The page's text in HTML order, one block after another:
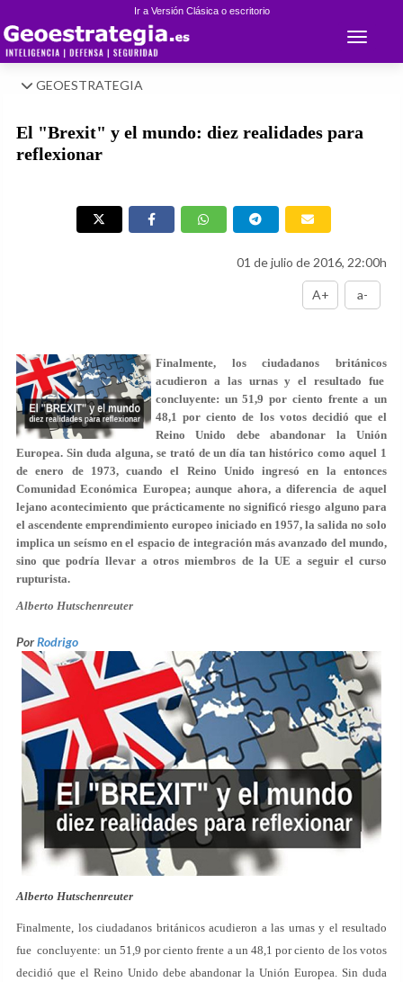
Ir a Versión Clásica o escritorio
Toggle
GEOESTRATEGIA
El "Brexit" y el mundo: diez realidades para
reflexionar
01 de julio de 2016, 22:00h
A+ a-
Finalmente, los ciudadanos británicos
acudieron a las urnas y el resultado fue
concluyente: un 51,9 por ciento frente a un
48,1 por ciento de los votos decidió que el
Reino Unido debe abandonar la Unión
Europea. Sin duda alguna, se trató de un día tan histórico como aquel 1
de enero de 1973, cuando el Reino Unido ingresó en la entonces
Comunidad Económica Europea; aunque ahora, a diferencia de aquel
lejano acontecimiento que prácticamente no significó riesgo alguno para
el ascendente emprendimiento europeo iniciado en 1957, la salida no solo
implica un seísmo en el espacio de integración más avanzado del mundo,
sino que podría llevar a otros miembros de la UE a seguir el curso
rupturista.
Alberto Hutschenreuter
PorRodrigo
Alberto Hutschenreuter
Finalmente, los ciudadanos británicos acudieron a las urnas y el resultado
fue concluyente: un 51,9 por ciento frente a un 48,1 por ciento de los votos
decidió que el Reino Unido debe abandonar la Unión Europea. Sin duda